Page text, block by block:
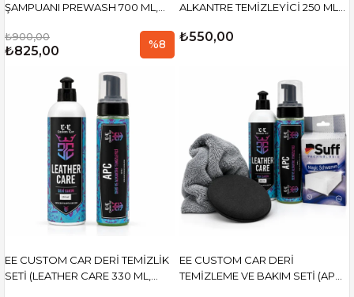
ŞAMPUANI PREWASH 700 ML,
ŞAMPUAN 700 ML
₺900,00
₺825,00 %8
ALKANTRE TEMİZLEYİCİ 250 ML
+MİKROFİBER BEZ
₺550,00
EE CUSTOM CAR DERİ TEMİZLİK
SETİ (LEATHER CARE 330 ML,
EE CUSTOM CAR DERİ
TEMİZLEME VE BAKIM SETİ (APC